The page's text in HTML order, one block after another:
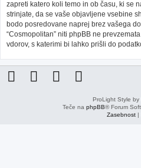
zapreti katero koli temo in ob času, ki se
strinjate, da se vaše objavljene vsebine
bodo posredovane naprej brez vašega
“Cosmopolitan” niti phpBB ne
vdorov, s katerimi bi lahko prišli do
ProLight Style by
Teče na phpBB® Forum
Zasebnost|